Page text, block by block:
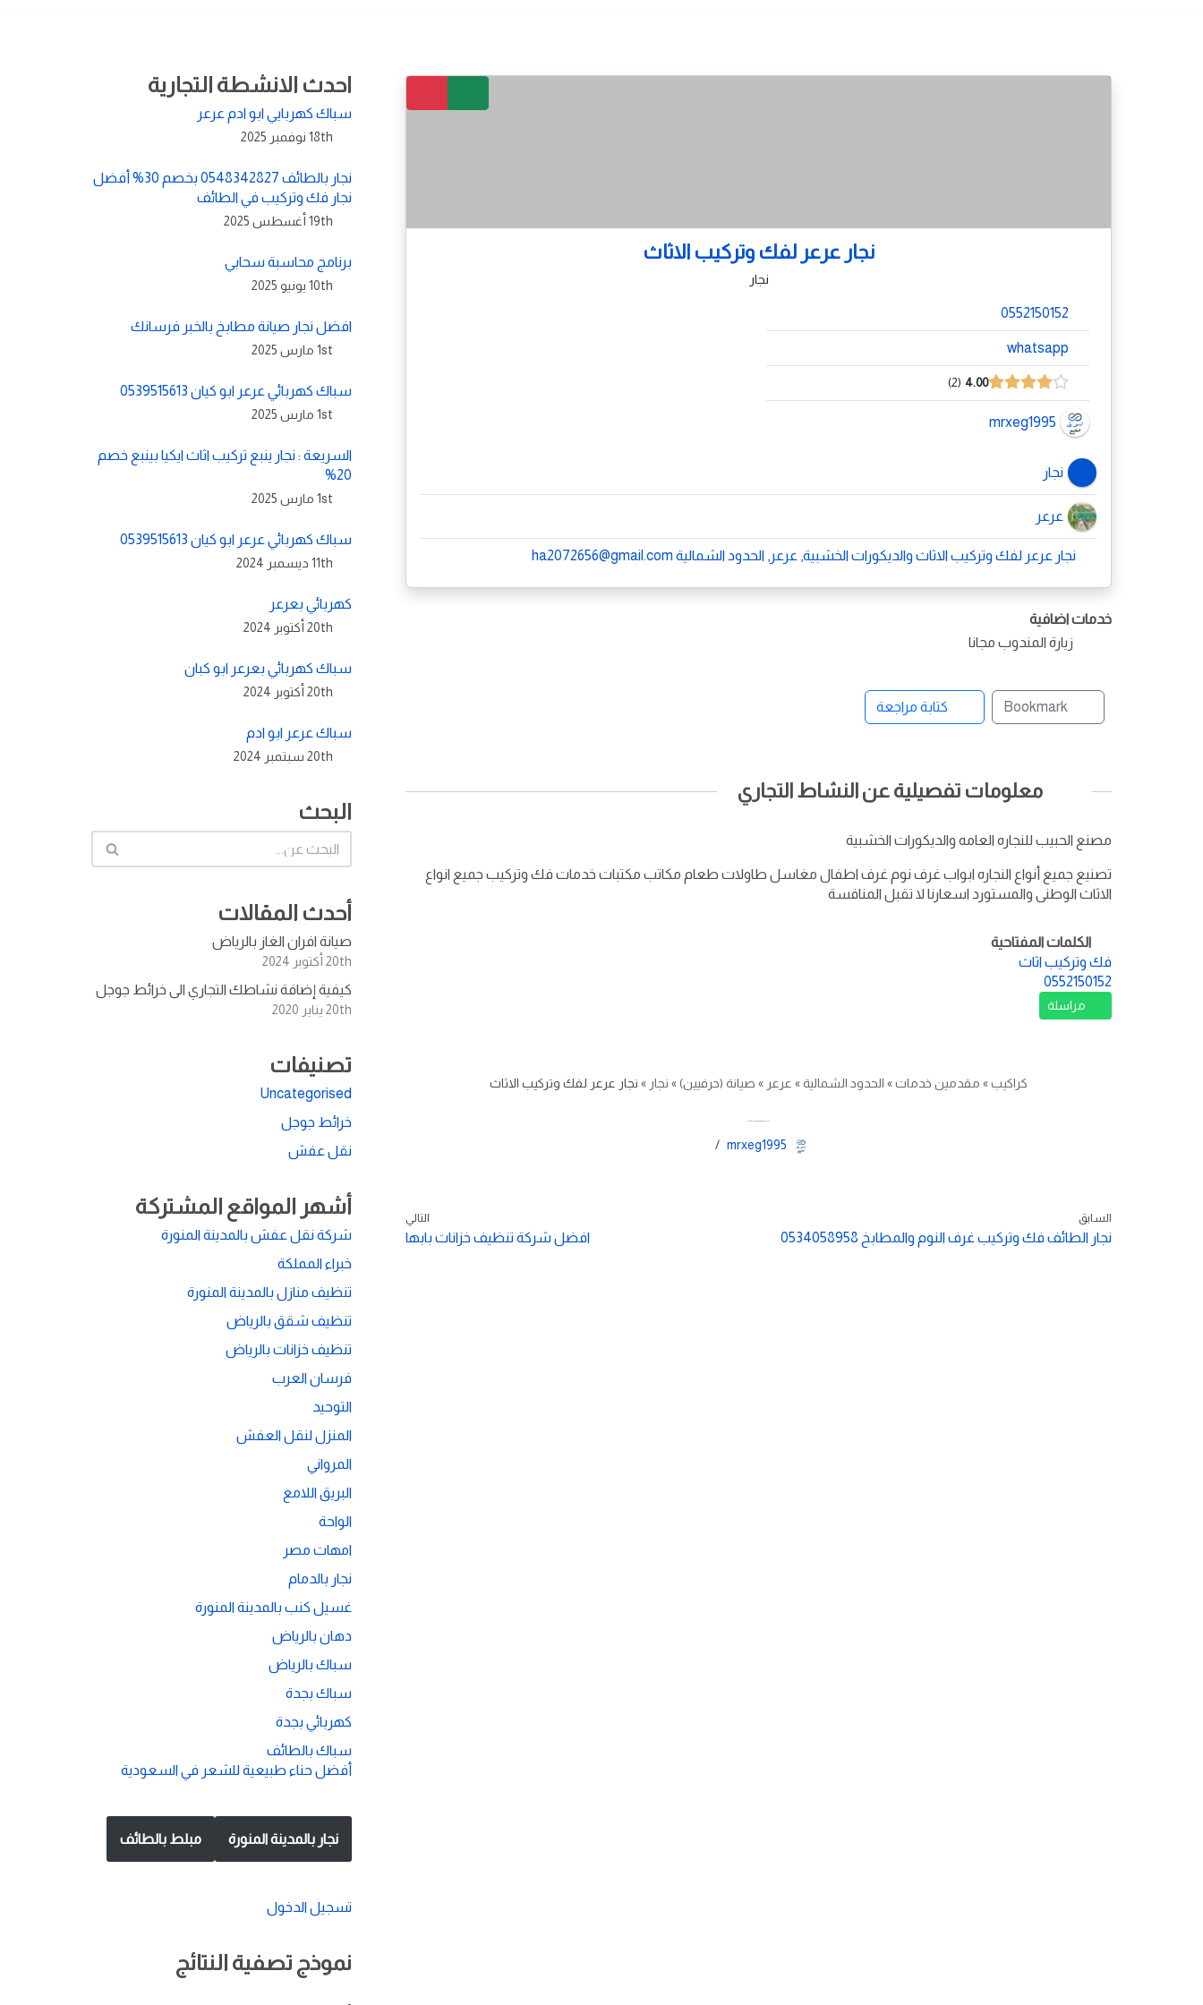
نجار عرعر لفك وتركيب الاثاث
نجار
0552150152
whatsapp
4.00
2
mrxeg1995
نجار
عرعر
نجار عرعر لفك وتركيب الاثاث والديكورات الخشبية, عرعر, الحدود الشمالية ha2072656@gmail.com
خدمات اضافية
زيارة المندوب مجانا
Bookmark كتابة مراجعة
معلومات تفصيلية عن النشاط التجاري
مصنع الحبيب للنجاره العامه والديكورات الخشبية
تصنيع جميع أنواع النجاره ابواب غرف نوم غرف اطفال مغاسل طاولات طعام مكاتب مكتبات خدمات فك وتركيب جميع انواع
الاثاث الوطنى والمستورد اسعارنا لا تقبل المنافسة
الكلمات المفتاحية
فك وتركيب اثاث
0552150152
مراسلة
كراكيب» مقدمين خدمات» الحدود الشمالية» عرعر » صيانة (حرفيين)» نجار » نجار عرعر لفك وتركيب الاثاث
نجار عرعر لفك وتركيب الاثاث
mrxeg1995
السابق
نجار الطائف فك وتركيب غرف النوم والمطابخ 0534058958
التالي
افضل شركة تنظيف خزانات بابها
احدث الانشطة التجارية
سباك كهربايي ابو ادم عرعر
18th نوفمبر 2025
نجار بالطائف 0548342827 بخصم 30% أفضل
نجار فك وتركيب في الطائف
19th أغسطس 2025
برنامج محاسبة سحابي
10th يونيو 2025
افضل نجار صيانة مطابخ بالخبر فرسانك
1st مارس 2025
سباك كهربائي عرعر ابو كيان 0539515613
1st مارس 2025
السريعة : نجار ينبع تركيب اثاث ايكيا بينبع خصم
20%
1st مارس 2025
سباك كهربائي عرعر ابو كيان 0539515613
11th ديسمبر 2024
كهربائي بعرعر
20th أكتوبر 2024
سباك كهربائي بعرعر ابو كبان
20th أكتوبر 2024
سباك عرعر ابو ادم
20th سبتمبر 2024
البحث
أحدث المقالات
صيانة افران الغاز بالرياض
20th أكتوبر 2024
كيفية إضافة نشاطك التجاري الى خرائط جوجل
20th يناير 2020
تصنيفات
Uncategorised
خرائط جوجل
نقل عفش
أشهر المواقع المشتركة
شركة نقل عفش بالمدينة المنورة
خبراء المملكة
تنظيف منازل بالمدينة المنورة
تنظيف شقق بالرياض
تنظيف خزانات بالرياض
فرسان العرب
التوحيد
المنزل لنقل العفش
المرواني
البريق اللامع
الواحة
امهات مصر
نجار بالدمام
غسيل كنب بالمدينة المنورة
دهان بالرياض
سباك بالرياض
سباك بجدة
كهربائي بجدة
سباك بالطائف
أفضل حناء طبيعية للشعر في السعودية
نجار بالمدينة المنورة مبلط بالطائف
تسجيل الدخول
نموذج تصفية النتائج